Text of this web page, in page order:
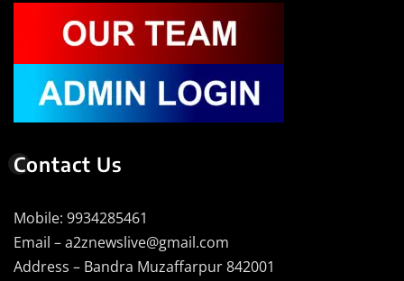
Contact Us
Mobile: 9934285461
Email – a2znewslive@gmail.com
Address – Bandra Muzaffarpur 842001